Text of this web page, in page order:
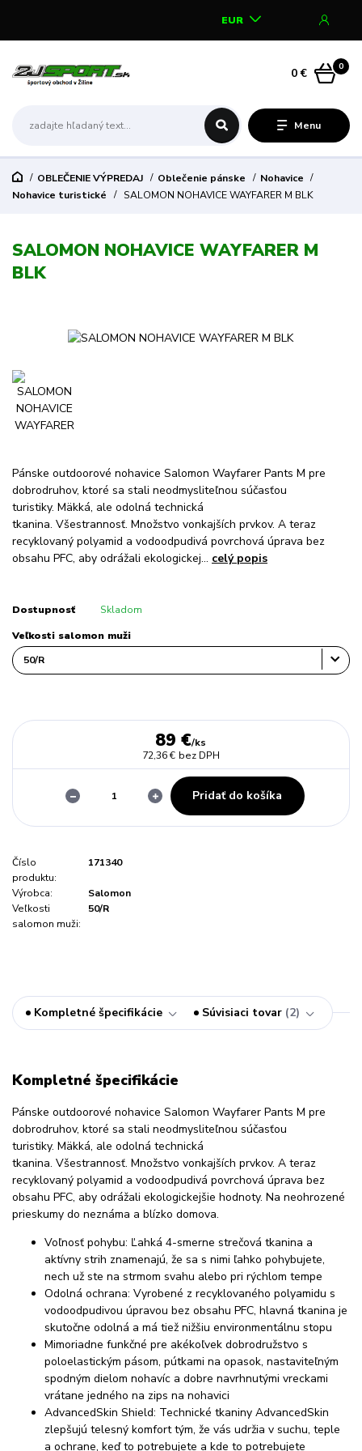
Menu
EUR
0
0 €
OBLEČENIE VÝPREDAJ Oblečenie pánske
Nohavice
Nohavice turistické
SALOMON NOHAVICE WAYFARER M BLK
SALOMON NOHAVICE WAYFARER M
BLK
Pánske outdoorové nohavice Salomon Wayfarer Pants M pre
dobrodruhov, ktoré sa stali neodmysliteľnou súčasťou
turistiky. Mäkká, ale odolná technická
tkanina. Všestrannosť. Množstvo vonkajších prvkov. A teraz
recyklovaný polyamid a vodoodpudivá povrchová úprava bez
obsahu PFC, aby odrážali ekologickej... celý popis
Dostupnosť Skladom
Veľkosti salomon muži
89 €/ks
72,36 € bez DPH
Pridať do košíka
Číslo
produktu:
171340
Výrobca:
Salomon
Veľkosti
salomon muži:
50/R
Kompletné špecifikácie Súvisiaci tovar 2
Kompletné špecifikácie
Pánske outdoorové nohavice Salomon Wayfarer Pants M pre
dobrodruhov, ktoré sa stali neodmysliteľnou súčasťou
turistiky. Mäkká, ale odolná technická
tkanina. Všestrannosť. Množstvo vonkajších prvkov. A teraz
recyklovaný polyamid a vodoodpudivá povrchová úprava bez
obsahu PFC, aby odrážali ekologickejšie hodnoty. Na neohrozené
prieskumy do neznáma a blízko domova.
Voľnosť pohybu: Ľahká 4-smerne strečová tkanina a
aktívny strih znamenajú, že sa s nimi ľahko pohybujete,
nech už ste na strmom svahu alebo pri rýchlom tempe
Odolná ochrana: Vyrobené z recyklovaného polyamidu s
vodoodpudivou úpravou bez obsahu PFC, hlavná tkanina je
skutočne odolná a má tiež nižšiu environmentálnu stopu
Mimoriadne funkčné pre akékoľvek dobrodružstvo s
poloelastickým pásom, pútkami na opasok, nastaviteľným
spodným dielom nohavíc a dobre navrhnutými vreckami
vrátane jedného na zips na nohavici
AdvancedSkin Shield: Technické tkaniny AdvancedSkin
zlepšujú telesný komfort tým, že vás udržia v suchu, teple
a ochrane, keď to potrebujete a kde to potrebujete